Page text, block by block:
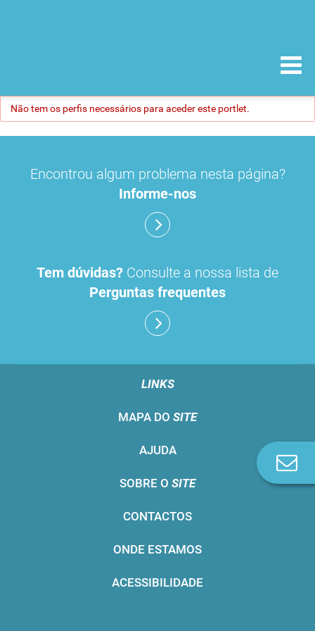
Não tem os perfis necessários para aceder este portlet.
Encontrou algum problema nesta página?
Informe-nos
Tem dúvidas? Consulte a nossa lista de
Perguntas frequentes
LINKS
MAPA DO SITE
AJUDA
SOBRE O SITE
CONTACTOS
ONDE ESTAMOS
ACESSIBILIDADE